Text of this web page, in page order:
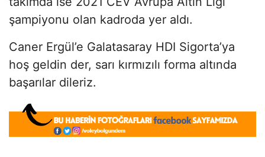
şampiyonu olan kadroda yer aldı.
Caner Ergül’e Galatasaray HDI Sigorta’ya
hoş geldin der, sarı kırmızılı forma altında
başarılar dileriz.